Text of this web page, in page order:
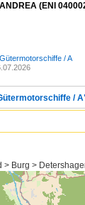
(ENI
/ A
/
> Burg >